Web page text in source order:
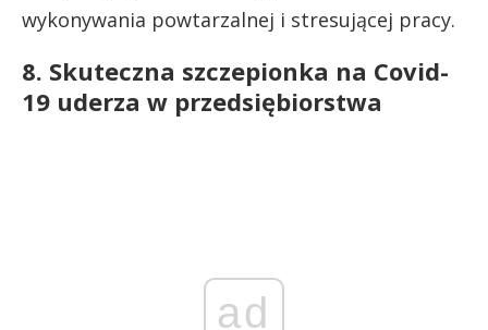
wykonywania powtarzalnej i stresującej pracy.
8. Skuteczna szczepionka na Covid-
19 uderza w przedsiębiorstwa
ad